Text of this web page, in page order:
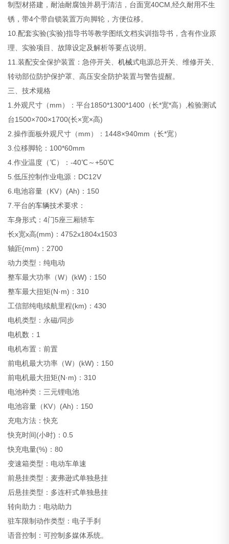
制型材搭建，耐油耐腐蚀并易于清洁，台面宽40CM,经久耐用不生
锈，带4个带自锁装置万向脚轮，方便位移。
10.配套实验(实验)指导书等教学图纸文档实训指导书，含有作业原
理、实验项目、故障设定及解析等要点说明。
11.装配安全保护装置：急停开关、机械式电源总开关、维修开关、
转动部位防护保护罩、高压安全防护装置与警告提醒。
三、技术规格
1.外观尺寸（mm）：平台1850*1300*1400（长*宽*高）,检验测试
台1500×700×1700(长×宽×高)
2.操作面板外观尺寸（mm）：1448×940mm（长*宽）
3.位移脚轮：100*60mm
4.作业温度（℃）：-40℃～+50℃
5.低压控制作业电源：DC12V
6.电池容量（KV）(Ah)：150
7.平台的车辆技术要求：
车身形式：4门5座三厢轿车
长x宽x高(mm)：4752x1804x1503
轴距(mm)：2700
动力类型：纯电动
整车最大功率（W）(kW)：150
整车最大扭矩(N·m)：310
工信部纯电续航里程(km)：430
电机类型：永磁/同步
电机数：1
电机布置：前置
前电机最大功率（W）(kW)：150
前电机最大扭矩(N·m)：310
电池种类：三元锂电池
电池容量（KV）(Ah)：150
充电方法：快充
快充时间(小时)：0.5
快充电量(%)：80
变速箱类型：电动车单速
前悬挂类型：麦弗逊式单独悬挂
后悬挂类型：多连杆式单独悬挂
转向助力：电动助力
驻车限制动作类型：电子手刹
语音控制：可控制多媒体系统。